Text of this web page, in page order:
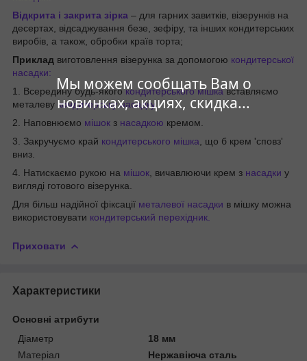
Мы можем сообщать Вам о
новинках, акциях, скидка...
Відкрита і закрита зірка – для гарних завитків, візерунків на
десертах, відсаджування безе, зефіру, та інших кондитерських
виробів, а також, обробки країв торта;
Приклад виготовлення візерунка за допомогою кондитерської
насадки:
1. Всередину будь-якогокондитерського мішкавставляємо
металеву кондитерську насадку.
2. Наповнюємо мішок з насадкою кремом.
3. Закручуємо край кондитерського мішка , що б крем 'сповз'
вниз.
4. Натискаємо рукою на мішок , вичавлюючи крем з насадки у
вигляді готового візерунка.
Для більш надійної фіксації металевої насадки в мішку можна
використовувати кондитерський перехідник.
Приховати
Характеристики
Основні атрибути
Діаметр
18 мм
Матеріал
Нержавіюча сталь